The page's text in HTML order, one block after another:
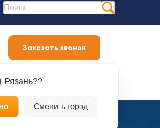
Рязань??
Сменить город
Заказать звонок
СЕБЯ Онлайн курсы